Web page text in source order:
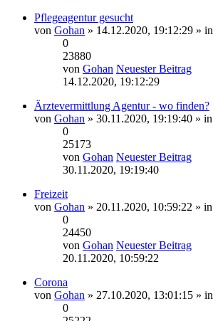
Pflegeagentur gesucht
von Gohan » 14.12.2020, 19:12:29 » in
0
23880
von Gohan Neuester Beitrag
14.12.2020, 19:12:29
Ärztevermittlung Agentur - wo finden?
von Gohan » 30.11.2020, 19:19:40 » in
0
25173
von Gohan Neuester Beitrag
30.11.2020, 19:19:40
Freizeit
von Gohan » 20.11.2020, 10:59:22 » in
0
24450
von Gohan Neuester Beitrag
20.11.2020, 10:59:22
Corona
von Gohan » 27.10.2020, 13:01:15 » in
0